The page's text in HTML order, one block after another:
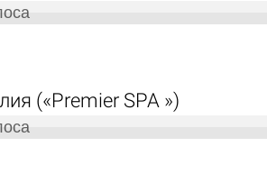
(«Premier SPA »)